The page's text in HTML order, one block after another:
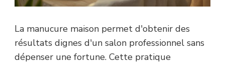
La manucure maison permet d'obtenir des
résultats dignes d'un salon professionnel sans
dépenser une fortune. Cette pratique